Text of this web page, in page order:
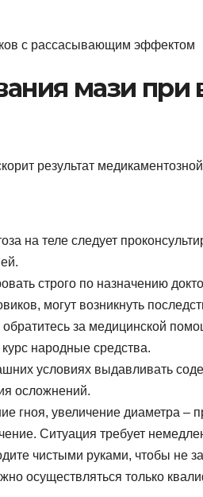
мази при
результат
на теле следует
строго по назначению
могут возникнуть
за медицинской
народные средства.
условиях выдавливать
осложнений.
гноя, увеличение диаметра –
Ситуация требует
чистыми руками, чтобы не
осуществляться только